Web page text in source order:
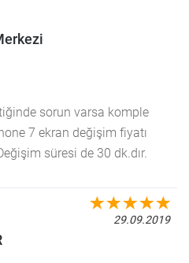
sorun varsa komple
7 ekran değişim fiyatı
süresi de 30 dk.dır.
29.09.2019